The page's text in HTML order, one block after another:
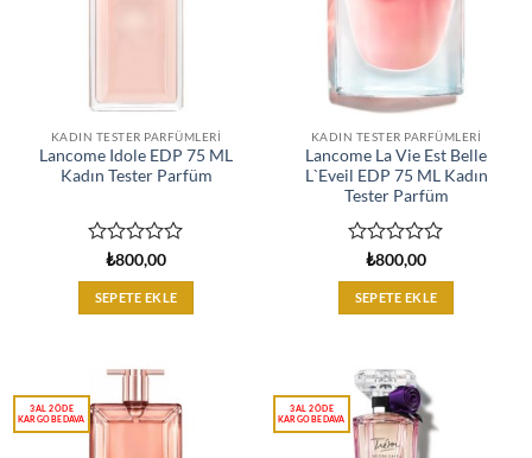
KADIN TESTER PARFÜMLERI
Lancome Idole EDP 75 ML
Kadın Tester Parfüm
üzerinden
0
oy
₺800,00
SEPETE EKLE
KADIN TESTER PARFÜMLERI
Lancome La Vie Est Belle
L`Eveil EDP 75 ML Kadın
Tester Parfüm
üzerinden
0
oy
₺800,00
SEPETE EKLE